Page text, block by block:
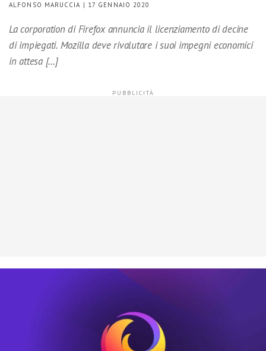
ALFONSO MARUCCIA | 17 GENNAIO 2020
La corporation di Firefox annuncia il licenziamento di decine
di impiegati. Mozilla deve rivalutare i suoi impegni economici
in attesa […]